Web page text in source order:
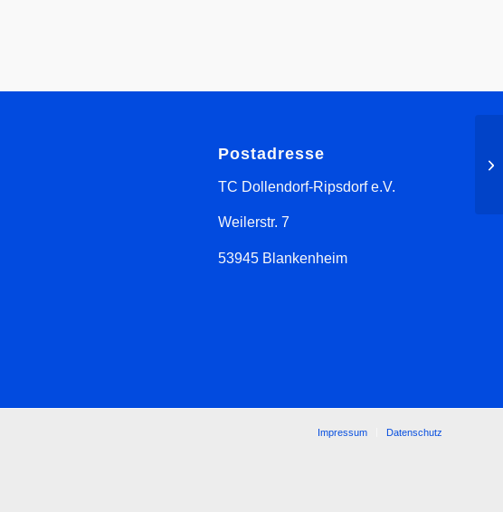
Postadresse
TC Dollendorf-Ripsdorf e.V.
Weilerstr. 7
53945 Blankenheim
Impressum Datenschutz